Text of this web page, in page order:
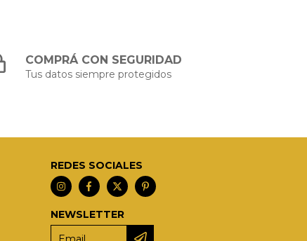
COMPRÁ CON SEGURIDAD
Tus datos siempre protegidos
REDES SOCIALES
NEWSLETTER